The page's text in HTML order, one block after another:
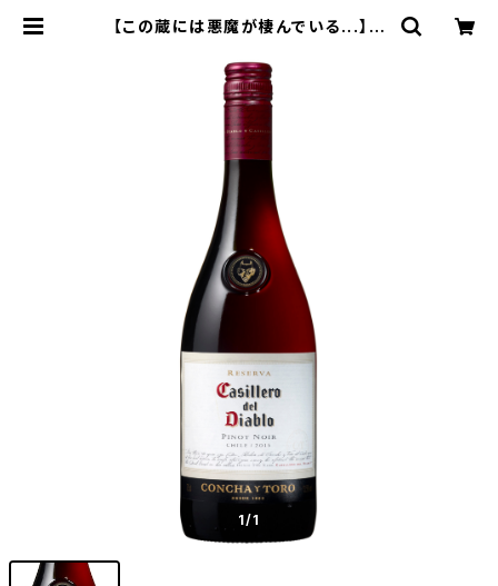
【この蔵には悪魔が棲んでいる...】カ
| ワインのお店なかもと
1/1